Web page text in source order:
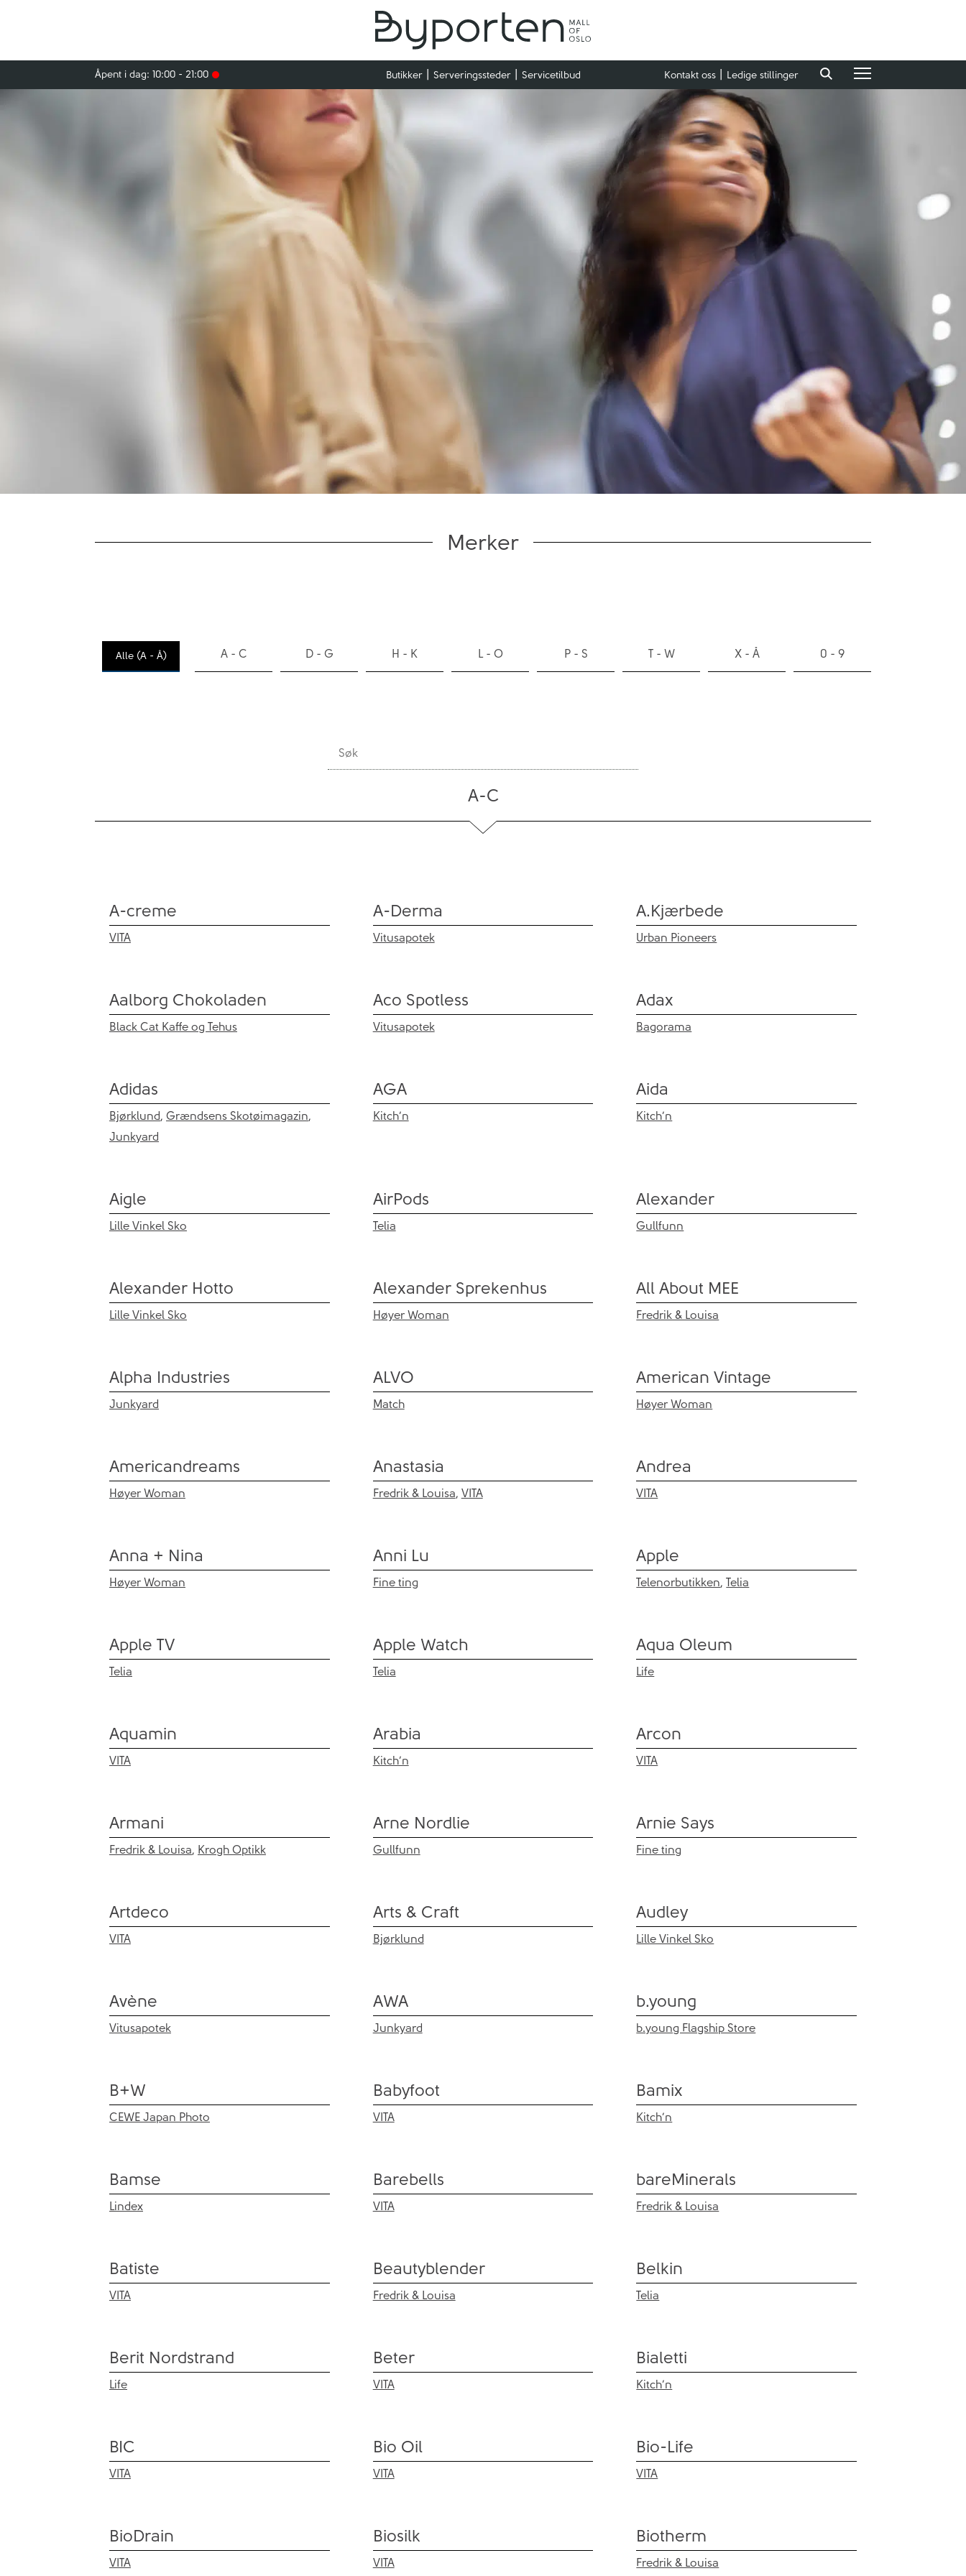
Åpent i dag: 10:00 - 21:00 Butikker Serveringssteder Servicetilbud Kontakt oss Ledige stillinger
Merker
Alle (A - Å) A - C D - G H - K L - O P - S T - W X - Å 0 - 9
A-C
A-creme
VITA
A-Derma
Vitusapotek
A.Kjærbede
Urban Pioneers
Aalborg Chokoladen
Black Cat Kaffe og Tehus
Aco Spotless
Vitusapotek
Adax
Bagorama
Adidas
Bjørklund, Grændsens Skotøimagazin,
Junkyard
AGA
Kitch’n
Aida
Kitch’n
Aigle
Lille Vinkel Sko
AirPods
Telia
Alexander
Gullfunn
Alexander Hotto
Lille Vinkel Sko
Alexander Sprekenhus
Høyer Woman
All About MEE
Fredrik & Louisa
Alpha Industries
Junkyard
ALVO
Match
American Vintage
Høyer Woman
Americandreams
Høyer Woman
Anastasia
Fredrik & Louisa, VITA
Andrea
VITA
Anna + Nina
Høyer Woman
Anni Lu
Fine ting
Apple
Telenorbutikken,Telia
Apple TV
Telia
Apple Watch
Telia
Aqua Oleum
Life
Aquamin
VITA
Arabia
Kitch’n
Arcon
VITA
Armani
Fredrik & Louisa, Krogh Optikk
Arne Nordlie
Gullfunn
Arnie Says
Fine ting
Artdeco
VITA
Arts & Craft
Bjørklund
Audley
Lille Vinkel Sko
Avène
Vitusapotek
AWA
Junkyard
b.young
b.young Flagship Store
B+W
CEWE Japan Photo
Babyfoot
VITA
Bamix
Kitch’n
Bamse
Lindex
Barebells
VITA
bareMinerals
Fredrik & Louisa
Batiste
VITA
Beautyblender
Fredrik & Louisa
Belkin
Telia
Berit Nordstrand
Life
Beter
VITA
Bialetti
Kitch’n
BIC
VITA
Bio Oil
VITA
Bio-Life
VITA
BioDrain
VITA
Biosilk
VITA
Biotherm
Fredrik & Louisa